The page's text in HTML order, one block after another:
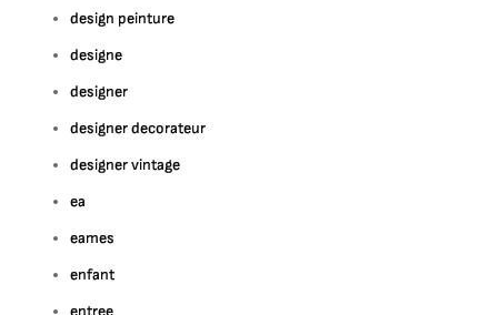
design peinture
designe
designer
designer decorateur
designer vintage
ea
eames
enfant
entree